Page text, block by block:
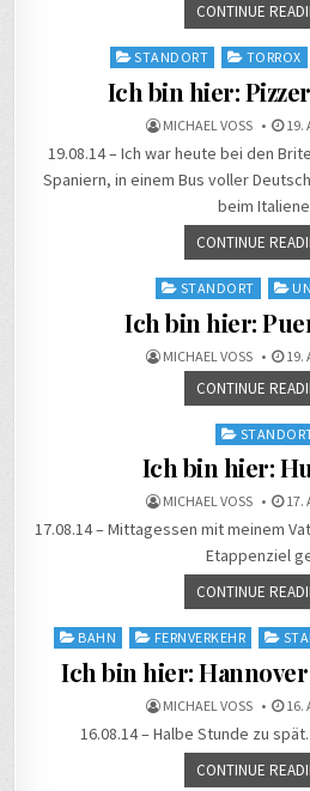
CONTINUE
Posted
in
STANDORT TORROX
Ich bin hier:
MICHAEL VOSS 19.
19.08.14 – Ich war heute bei den
Spaniern, in einem Bus voller
beim
CONTINUE
Posted
in
STANDORT
Ich bin hier:
MICHAEL VOSS 19.
CONTINUE
Posted
in
Ich bin hier:
MICHAEL VOSS 17.
17.08.14 – Mittagessen mit meinem
Etappenziel
CONTINUE
Posted
in
BAHN FERNVERKEHR
Ich bin hier:
MICHAEL VOSS 16.
16.08.14 – Halbe Stunde zu
CONTINUE